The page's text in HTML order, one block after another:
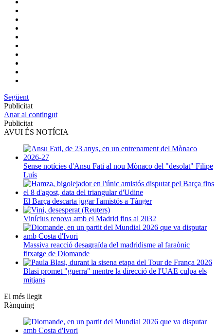
Següent
Publicitat
Anar al contingut
Publicitat
AVUI ÉS NOTÍCIA
Sense notícies d'Ansu Fati al nou Mònaco del "desolat" Filipe
Luís
El Barça descarta jugar l'amistós a Tànger
Vinícius renova amb el Madrid fins al 2032
Massiva reacció desagraïda del madridisme al faraònic
fitxatge de Diomande
Blasi promet "guerra" mentre la direcció de l'UAE culpa els
mitjans
El més llegit
Rànquing